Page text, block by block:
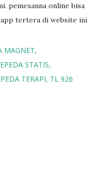
pemesanna online bisa
tertera di website ini
MAGNET
STATIS
TERAPI TL 926